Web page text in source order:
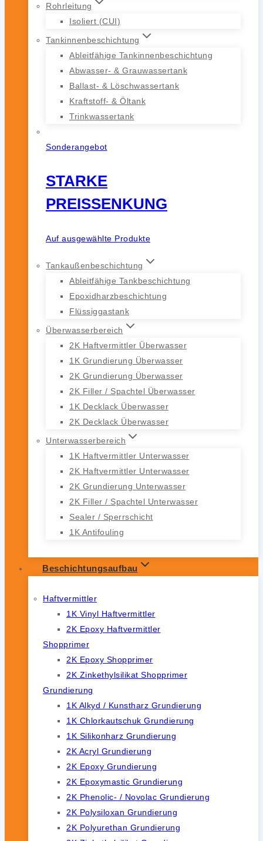
Rohrleitung
Isoliert (CUI)
Tankinnenbeschichtung
Ableitfähige Tankinnenbeschichtung
Abwasser- & Grauwassertank
Ballast- & Löschwassertank
Kraftstoff- & Öltank
Trinkwassertank
Sonderangebot
STARKE
PREISSENKUNG
Auf ausgewählte Produkte
Tankaußenbeschichtung
Ableitfähige Tankbeschichtung
Epoxidharzbeschichtung
Flüssiggastank
Überwasserbereich
2K Haftvermittler Überwasser
1K Grundierung Überwasser
2K Grundierung Überwasser
2K Filler / Spachtel Überwasser
1K Decklack Überwasser
2K Decklack Überwasser
Unterwasserbereich
1K Haftvermittler Unterwasser
2K Haftvermittler Unterwasser
2K Grundierung Unterwasser
2K Filler / Spachtel Unterwasser
Sealer / Sperrschicht
1K Antifouling
Beschichtungsaufbau
Haftvermittler
1K Vinyl Haftvermittler
2K Epoxy Haftvermittler
Shopprimer
2K Epoxy Shopprimer
2K Zinkethylsilikat Shopprimer
Grundierung
1K Alkyd / Kunstharz Grundierung
1K Chlorkautschuk Grundierung
1K Silikonharz Grundierung
2K Acryl Grundierung
2K Epoxy Grundierung
2K Epoxymastic Grundierung
2K Phenolic- / Novolac Grundierung
2K Polysiloxan Grundierung
2K Polyurethan Grundierung